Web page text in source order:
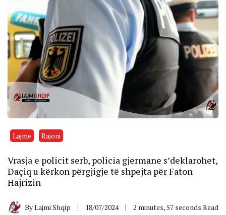
Lajme Rajoni
Vrasja e policit serb, policia gjermane s’deklarohet,
Daçiq u kërkon përgjigje të shpejta për Faton
Hajrizin
ByLajmi Shqip 18/07/2024 2 minutes, 57 seconds Read